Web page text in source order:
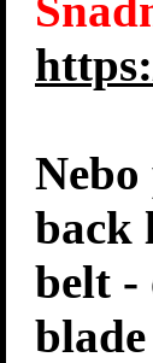
back
belt -